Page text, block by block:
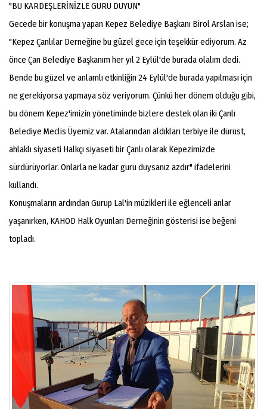
"BU KARDEŞLERİNİZLE GURU DUYUN"
Gecede bir konuşma yapan Kepez Belediye Başkanı Birol Arslan ise;
"Kepez Çanlılar Derneğine bu güzel gece için teşekkür ediyorum. Az
önce Çan Belediye Başkanım her yıl 2 Eylül'de burada olalım dedi.
Bende bu güzel ve anlamlı etkinliğin 24 Eylül'de burada yapılması için
ne gerekiyorsa yapmaya söz veriyorum. Çünkü her dönem olduğu gibi,
bu dönem Kepez'imizin yönetiminde bizlere destek olan iki Çanlı
Belediye Meclis Üyemiz var. Atalarından aldıkları terbiye ile dürüst,
ahlaklı siyaseti Halkçı siyaseti bir Çanlı olarak Kepezimizde
sürdürüyorlar. Onlarla ne kadar guru duysanız azdır" ifadelerini
kullandı.
Konuşmaların ardından Gurup Lal'in müzikleri ile eğlenceli anlar
yaşanırken, KAHOD Halk Oyunları Derneğinin gösterisi ise beğeni
topladı.